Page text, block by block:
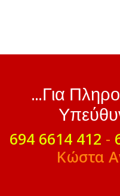
...Για
694 6614 412 -
Κώστα